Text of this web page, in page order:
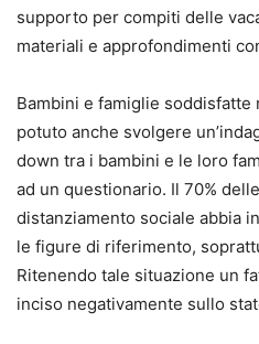
supporto per compiti delle
materiali e approfondimenti
Bambini e famiglie soddisfatte
potuto anche svolgere
down tra i bambini e le loro
ad un questionario. Il 70%
distanziamento sociale abbia
le figure di riferimento,
Ritenendo tale situazione un
inciso negativamente sullo